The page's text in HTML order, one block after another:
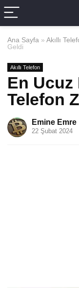
Ana Sayfa » Akıllı
Geldi
Akıllı Telefon
En
Telefon
Emine Emre
22 Şubat 2024